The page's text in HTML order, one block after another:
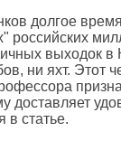
долгое
российских
выходок
ни яхт. Этот
доставляет
в статье.